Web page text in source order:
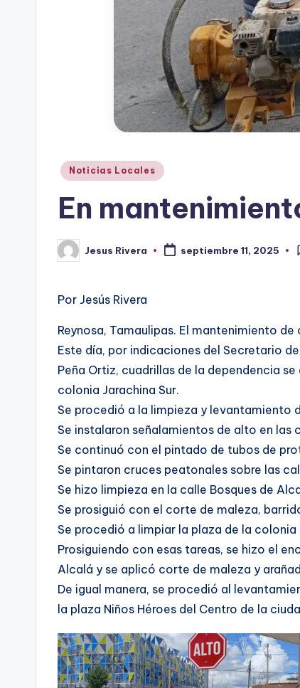
Publicado
Noticias Locales
En
Publicado
por
Jesus Rivera septiembre 11, 2025
Por Jesús Rivera
Reynosa, Tamaulipas. El mantenimiento
Este día, por indicaciones del Secretario
Peña Ortiz, cuadrillas de la dependencia
colonia Jarachina Sur.
Se procedió a la limpieza y levantamiento
Se instalaron señalamientos de alto en las
Se continuó con el pintado de tubos de
Se pintaron cruces peatonales sobre las
Se hizo limpieza en la calle Bosques de
Se prosiguió con el corte de maleza,
Se procedió a limpiar la plaza de la
Prosiguiendo con esas tareas, se hizo el
Alcalá y se aplicó corte de maleza y
De igual manera, se procedió al
la plaza Niños Héroes del Centro de la